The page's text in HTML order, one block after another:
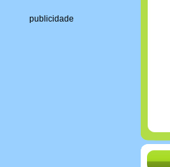
publicidade